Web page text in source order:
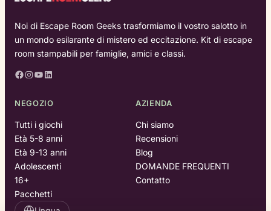
Noi di Escape Room Geeks trasformiamo il vostro salotto in
un mondo esilarante di mistero ed eccitazione. Kit di escape
room stampabili per famiglie, amici e classi.
Facebook Instagram YouTube LinkedIn
NEGOZIO
Tutti i giochi
Età 5-8 anni
Età 9-13 anni
Adolescenti
16+
Pacchetti
AZIENDA
Chi siamo
Recensioni
Blog
DOMANDE FREQUENTI
Contatto